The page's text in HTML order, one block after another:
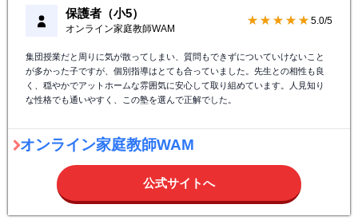
保護者（小5）
オンライン家庭教師WAM
★★★★★ 5.0/5
集団授業だと周りに気が散ってしまい、質問もできずについていけないこと
が多かった子ですが、個別指導はとても合っていました。先生との相性も良
く、穏やかでアットホームな雰囲気に安心して取り組めています。人見知り
な性格でも通いやすく、この塾を選んで正解でした。
オンライン家庭教師WAM
公式サイトへ